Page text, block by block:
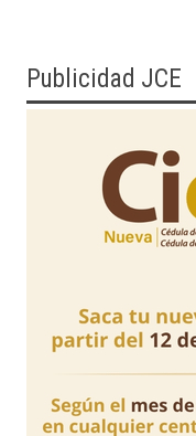
Publicidad JCE